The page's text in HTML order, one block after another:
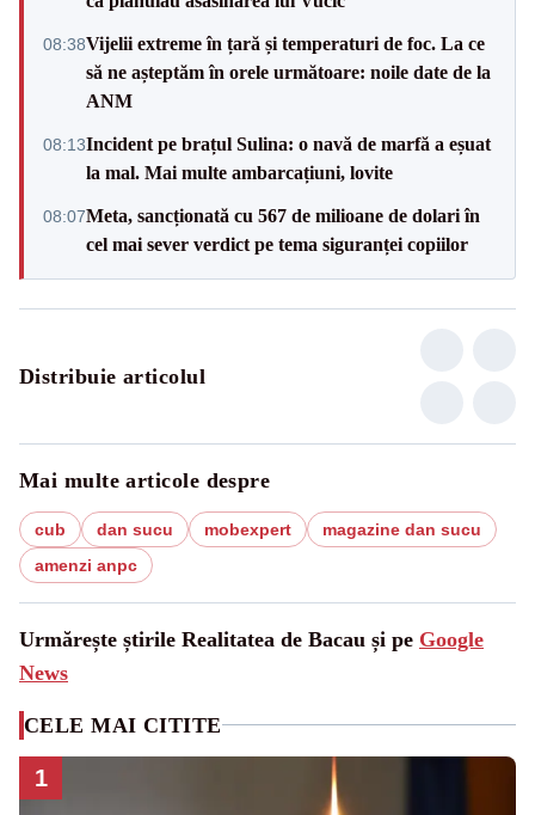
08:38Vijelii extreme în țară și temperaturi de foc. La ce
să ne așteptăm în orele următoare: noile date de la
ANM
08:13Incident pe brațul Sulina: o navă de marfă a eșuat
la mal. Mai multe ambarcațiuni, lovite
08:07Meta, sancționată cu 567 de milioane de dolari în
cel mai sever verdict pe tema siguranței copiilor
Distribuie articolul
Mai multe articole despre
cub dan sucu mobexpert
magazine dan sucu
amenzi anpc
Urmărește știrile Realitatea de Bacau și pe Google
News
CELE MAI CITITE
1